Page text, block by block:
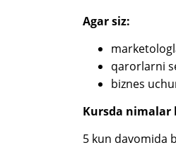
Agar siz:
qarorlarni
biznes
Kursda nimalar
5 kun davomida